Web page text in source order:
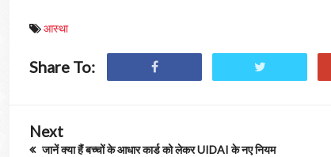
आस्था
Share To:
Next
जानें क्या हैं बच्चों के आधार कार्ड को लेकर UIDAI के नए नियम